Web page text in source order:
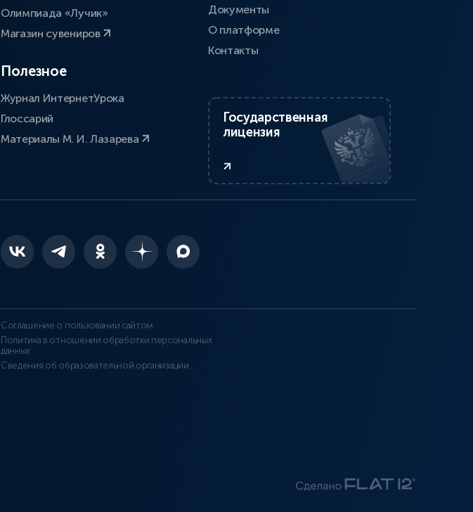
Олимпиада «Лучик»
Магазин сувениров
Полезное
Журнал ИнтернетУрока
Глоссарий
Материалы М. И. Лазарева
Документы
О платформе
Контакты
Государственная
лицензия
Соглашение о пользовании сайтом
Политика в отношении обработки персональных
данных
Сведения об образовательной организации